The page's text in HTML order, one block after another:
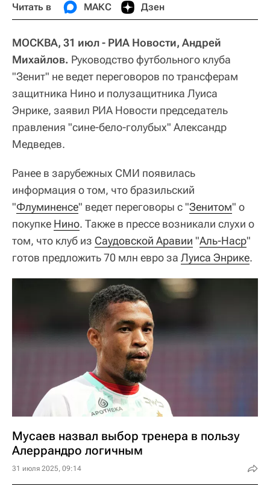
Читать в МАКС Дзен
МОСКВА, 31 июл - РИА Новости, Андрей
Михайлов. Руководство футбольного клуба
"Зенит" не ведет переговоров по трансферам
защитника Нино и полузащитника Луиса
Энрике, заявил РИА Новости председатель
правления "сине-бело-голубых" Александр
Медведев.
Ранее в зарубежных СМИ появилась
информация о том, что бразильский
"Флуминенсе" ведет переговоры с "Зенитом" о
покупке Нино. Также в прессе возникали слухи о
том, что клуб из Саудовской Аравии "Аль-Наср"
готов предложить 70 млн евро за Луиса Энрике.
Мусаев назвал выбор тренера в пользу
Алеррандро логичным
31 июля 2025, 09:14